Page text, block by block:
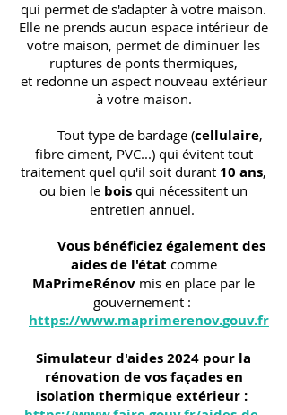
qui permet de s'adapter à votre maison.
Elle ne prends aucun espace intérieur de
votre maison, permet de diminuer les
ruptures de ponts thermiques,
et redonne un aspect nouveau extérieur
à votre maison.
Tout type de bardage (cellulaire,
fibre ciment, PVC...) qui évitent tout
traitement quel qu'il soit durant 10 ans,
ou bien le bois qui nécessitent un
entretien annuel.
Vous bénéficiez également des
aides de l'état comme
MaPrimeRénov mis en place par le
gouvernement :
https://www.maprimerenov.gouv.fr
Simulateur d'aides 2024 pour la
rénovation de vos façades en
isolation thermique extérieur :